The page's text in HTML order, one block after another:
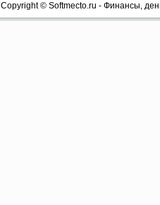
Copyright © Softmecto.ru - Финансы,